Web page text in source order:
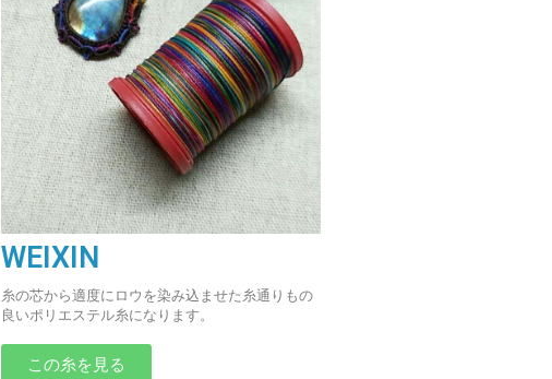
WEIXIN
糸の芯から適度にロウを染み込ませた糸通りもの
良いポリエステル糸になります。
この糸を見る